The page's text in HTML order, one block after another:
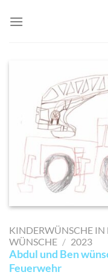
KINDERWÜNSCHE IN
WÜNSCHE / 2023
Abdul und Ben
Feuerwehr